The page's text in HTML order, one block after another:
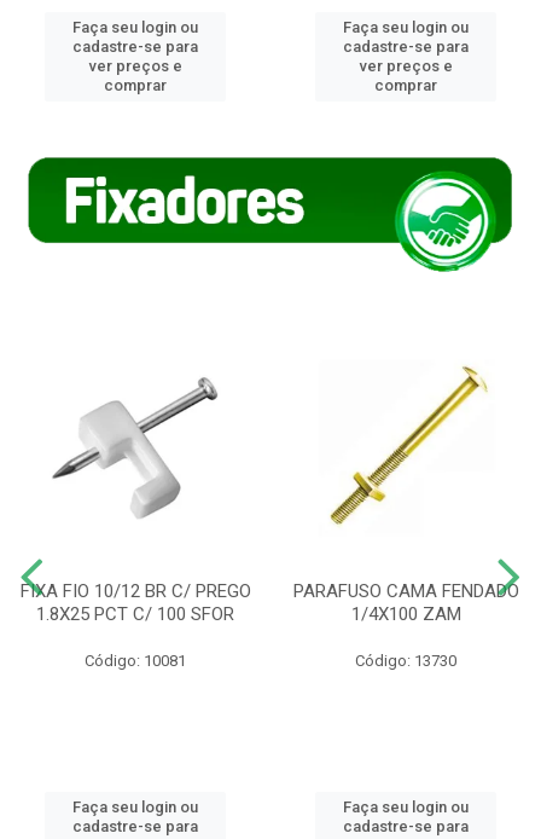
Faça seu login ou
cadastre-se para
ver preços e
comprar
Faça seu login ou
cadastre-se para
ver preços e
comprar
FIXA FIO 10/12 BR C/ PREGO
1.8X25 PCT C/ 100 SFOR
Código: 10081
Faça seu login ou
cadastre-se para
PARAFUSO CAMA FENDADO
1/4X100 ZAM
Código: 13730
Faça seu login ou
cadastre-se para